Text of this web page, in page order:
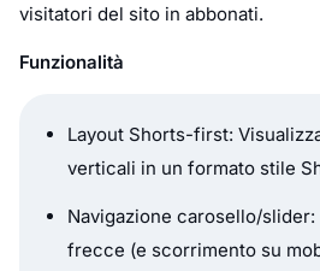
visitatori del sito in abbonati.
Funzionalità
Layout Shorts-first:
verticali in un formato stile
Navigazione carosello/
frecce (e scorrimento su